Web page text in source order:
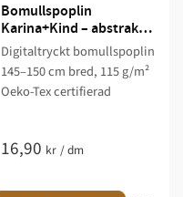
Bomullspoplin
Karina+Kind – abstrakt
blommönster
Digitaltryckt bomullspoplin
145–150 cm bred, 115 g/m²
Oeko-Tex certifierad
16,90 kr /dm